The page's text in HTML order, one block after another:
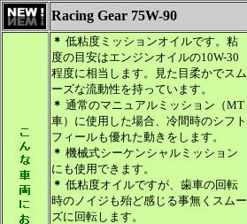
Racing Gear 75W-90
＊ 低粘度ミッションオイルです。粘
度の目安はエンジンオイルの10W-30
程度に相当します。見た目柔かでスム
ーズな流動性を持っています。
＊ 通常のマニュアルミッション（MT
車）に使用した場合、冷間時のシフト
フィールも優れた動きをします。
＊ 機械式シーケンシャルミッション
にも使用できます。
＊ 低粘度オイルですが、歯車の回転
時のノイジも殆ど感じる事無くスムー
ズに回転します。